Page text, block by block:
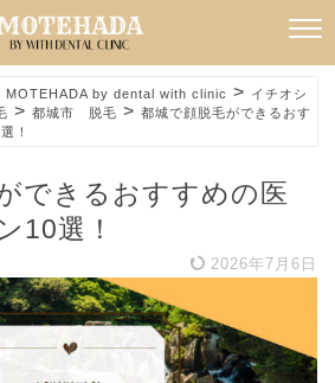
MOTEHADA by dental with clinic > イチオシ
> 都城市 脱毛 > 都城で顔脱毛ができるおす
！
できるおすすめの医
10選！
2026年7月6日